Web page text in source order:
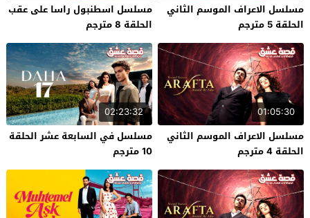
مسلسل الاعراف الموسم الثاني
الحلقة 5 مترجم
مسلسل اسطنبول راسا على عقب
الحلقة 8 مترجم
01:05:30
مسلسل الاعراف الموسم الثاني
الحلقة 4 مترجم
02:23:32
مسلسل في السابعة عشر الحلقة
10 مترجم